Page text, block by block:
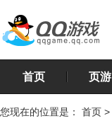
首页 页游
您现在的位置是： 首页 >